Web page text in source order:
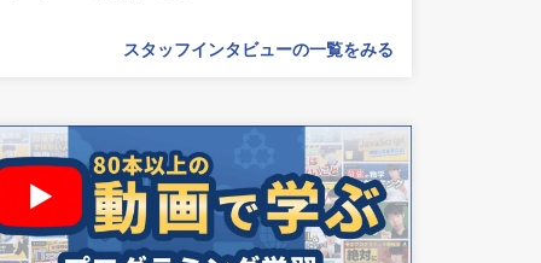
スタッフインタビューの一覧をみる